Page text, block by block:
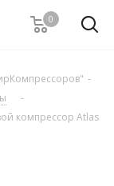
0
-
-
компрессор Atlas